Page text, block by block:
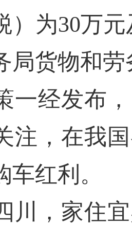
）为30万
局货物和
经发布，
注，在我
红利。
，家住宜